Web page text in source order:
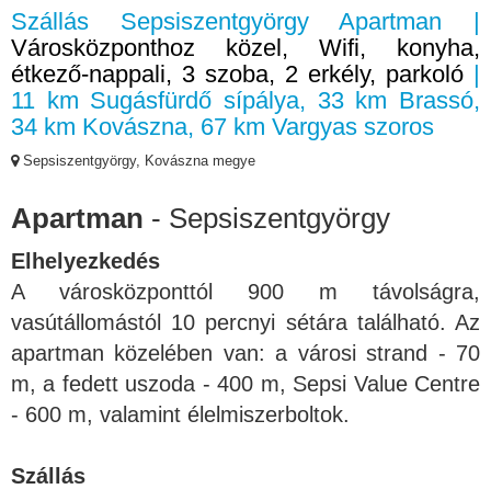
Szállás Sepsiszentgyörgy Apartman |
Városközponthoz közel, Wifi, konyha,
étkező-nappali, 3 szoba, 2 erkély, parkoló |
11 km Sugásfürdő sípálya, 33 km Brassó,
34 km Kovászna, 67 km Vargyas szoros
Sepsiszentgyörgy, Kovászna megye
Apartman - Sepsiszentgyörgy
Elhelyezkedés
A városközponttól 900 m távolságra,
vasútállomástól 10 percnyi sétára található. Az
apartman közelében van: a városi strand - 70
m, a fedett uszoda - 400 m, Sepsi Value Centre
- 600 m, valamint élelmiszerboltok.
Szállás